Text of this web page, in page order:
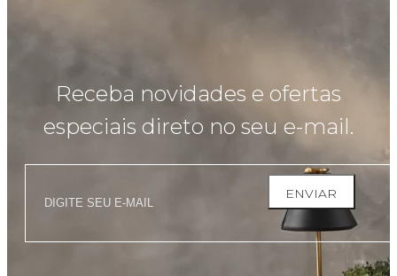
Receba novidades e ofertas
especiais direto no seu e-mail.
ENVIAR